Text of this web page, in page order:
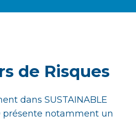
de Risques
dans SUSTAINABLE
présente notamment un